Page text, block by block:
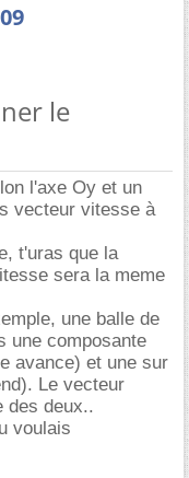
le
l'axe Oy et un
vecteur vitesse à
t'uras que la
sera la meme
une balle de
une composante
avance) et une sur
Le vecteur
des deux..
voulais